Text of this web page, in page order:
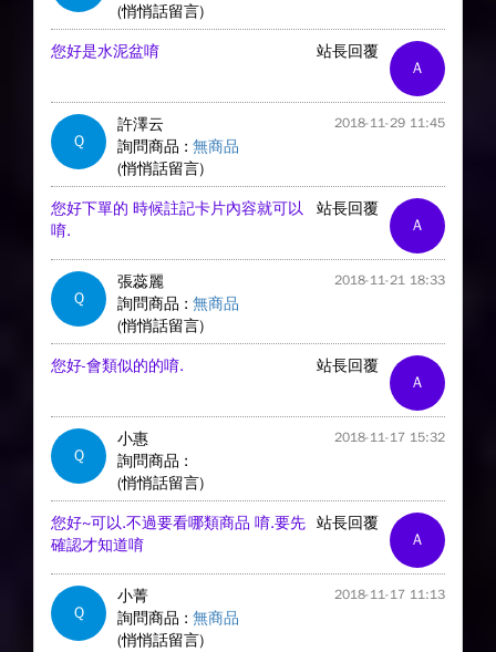
(悄悄話留言)
A
站長回覆
您好是水泥盆唷
Q
許澤云 2018-11-29 11:45
詢問商品 : 無商品
(悄悄話留言)
A
站長回覆
您好下單的 時候註記卡片內容就可以
唷.
Q
張蕊麗 2018-11-21 18:33
詢問商品 : 無商品
(悄悄話留言)
A
站長回覆
您好-會類似的的唷.
Q
小惠 2018-11-17 15:32
詢問商品 :
(悄悄話留言)
A
站長回覆
您好~可以.不過要看哪類商品 唷.要先
確認才知道唷
Q
小菁 2018-11-17 11:13
詢問商品 : 無商品
(悄悄話留言)